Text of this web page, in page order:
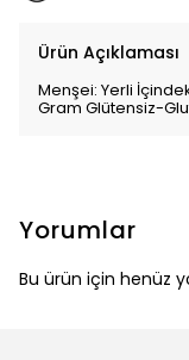
Ürün Açıklaması
Menşei: Yerli
Gram Glütensiz-
Yorumlar
Bu ürün için henüz